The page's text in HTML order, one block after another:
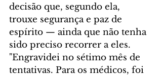
decisão que, segundo ela,
trouxe segurança e paz de
espírito — ainda que não tenha
sido preciso recorrer a eles.
"Engravidei no sétimo mês de
tentativas. Para os médicos, foi